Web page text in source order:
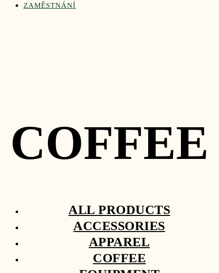
ZAMĚSTNÁNÍ
COFFEE
ALL PRODUCTS
ACCESSORIES
APPAREL
COFFEE